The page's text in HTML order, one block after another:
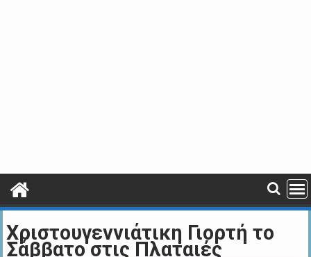
Χριστουγεννιάτικη Γιορτή το
Σάββατο στις Πλαταιές